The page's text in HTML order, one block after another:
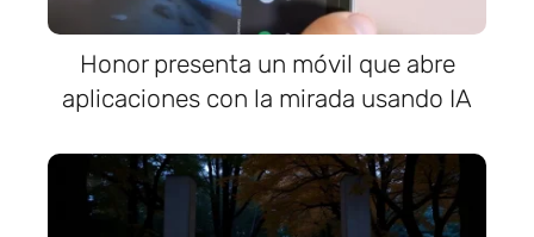
Honor presenta un móvil que abre
aplicaciones con la mirada usando IA